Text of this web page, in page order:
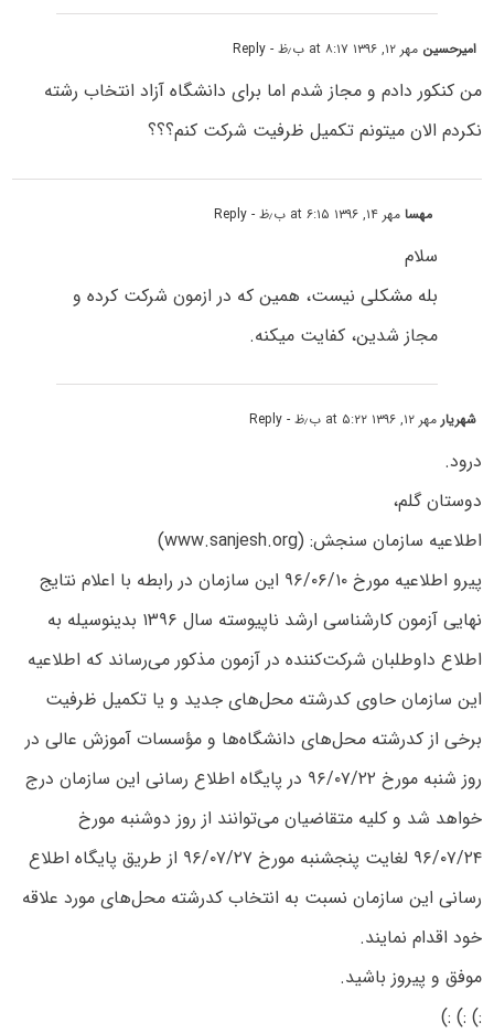
امیرحسین مهر ۱۲, ۱۳۹۶ at ۸:۱۷ ب٫ظ - Reply
من کنکور دادم و مجاز شدم اما برای دانشگاه آزاد انتخاب رشته
نکردم الان میتونم تکمیل ظرفیت شرکت کنم؟؟؟
مهسامهر ۱۴, ۱۳۹۶ at ۶:۱۵ ب٫ظ - Reply
سلام
بله مشکلی نیست، همین که در ازمون شرکت کرده و
مجاز شدین، کفایت میکنه.
شهریارمهر ۱۲, ۱۳۹۶ at ۵:۲۲ ب٫ظ - Reply
درود.
دوستان گلم،
اطلاعیه سازمان سنجش: (www.sanjesh.org)
پیرو اطلاعیه مورخ ۹۶/۰۶/۱۰ این سازمان در رابطه با اعلام نتایج
نهایی آزمون کارشناسی ارشد ناپیوسته سال ۱۳۹۶ بدینوسیله‌ به
‌اطلاع‌ داوطلبان‌ شرکت‌کننده در آزمون‌ مذکور می‌رساند که اطلاعیه
این سازمان حاوی کدرشته محل‌های جدید و یا تکمیل ظرفیت
برخی از کدرشته محل‌های دانشگاه‌ها و مؤسسات‌ آموزش‌ عالی در
روز ‌شنبه مورخ ۹۶/۰۷/۲۲ در پایگاه اطلاع رسانی این سازمان درج
خواهد شد و کلیه متقاضیان می‌توانند از روز دوشنبه مورخ
۹۶/۰۷/۲۴ لغایت پنجشنبه مورخ ۹۶/۰۷/۲۷ از طریق پایگاه اطلاع
رسانی این سازمان نسبت به انتخاب کدرشته محل‌های مورد علاقه
خود اقدام نمایند.
موفق و پیروز باشید.
:) :) :)